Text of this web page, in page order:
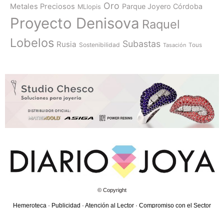
Metales Preciosos MLlopis Oro Parque Joyero Córdoba
Proyecto Denisova Raquel
Lobelos Rusia Sostenibilidad Subastas Tasación Tous
© Copyright
Hemeroteca · Publicidad · Atención al Lector · Compromiso con el Sector